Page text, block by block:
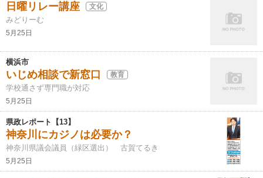
日曜リレー講座 文化
みどりーむ
5月25日
横浜市
いじめ相談で新窓口 教育
学校通さず専門職が対応
5月25日
県政レポート【13】
神奈川にカジノは必要か？
神奈川県議会議員（緑区選出） 古賀てるき
5月25日